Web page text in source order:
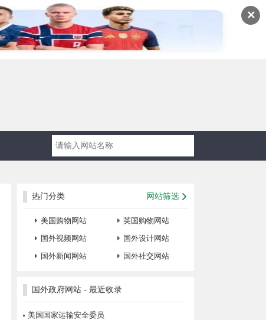
✕
热门分类 网站筛选
美国购物网站
英国购物网站
国外视频网站
国外设计网站
国外新闻网站
国外社交网站
国外政府网站 - 最近收录
美国国家运输安全委员